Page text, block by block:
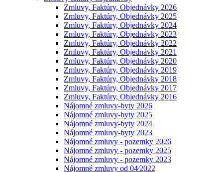
Zmluvy, Faktúry, Objednávky 2026
Zmluvy, Faktúry, Objednávky 2025
Zmluvy, Faktúry, Objednávky 2024
Zmluvy, Faktúry, Objednávky 2023
Zmluvy, Faktúry, Objednávky 2022
Zmluvy, Faktúry, Objednávky 2021
Zmluvy, Faktúry, Objednávky 2020
Zmluvy, Faktúry, Objednávky 2019
Zmluvy, Faktúry, Objednávky 2018
Zmluvy, Faktúry, Objednávky 2017
Zmluvy, Faktúry, Objednávky 2016
Nájomné zmluvy-byty 2026
Nájomné zmluvy-byty 2025
Nájomné zmluvy-byty 2024
Nájomné zmluvy-byty 2023
Nájomné zmluvy - pozemky 2026
Nájomné zmluvy - pozemky 2025
Nájomné zmluvy - pozemky 2023
Nájomné zmluvy od 04⁄2022